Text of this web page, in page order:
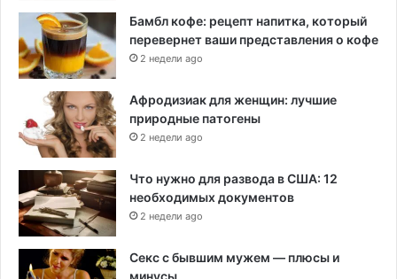
Бамбл кофе: рецепт напитка, который
перевернет ваши представления о кофе
2 недели ago
Афродизиак для женщин: лучшие
природные патогены
2 недели ago
Что нужно для развода в США: 12
необходимых документов
2 недели ago
Секс с бывшим мужем — плюсы и
минусы